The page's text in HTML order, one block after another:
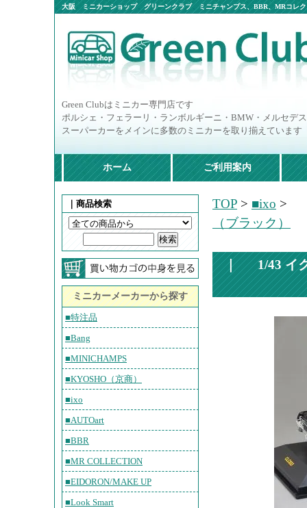
大阪 ミニカーショップ グリーンクラブ ミニチャンプス、BBR、MRコレ
Green Clubはミニカー専門店です
ポルシェ・フェラーリ・ランボルギーニ・BMW・メルセデ
スーパーカーをメインに多数のミニカーを取り揃えています
ホーム ご利用案内
｜商品検索
ミニカーメーカーから探す
■特注品
■Bang
■MINICHAMPS
■KYOSHO（京商）
■ixo
■AUTOart
■BBR
■MR COLLECTION
■EIDORON/MAKE UP
■Look Smart
TOP > ■ixo >
（ブラック）
｜ 1/43 イ